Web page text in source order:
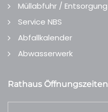
Müllabfuhr / Entsorgung
Service NBS
Abfallkalender
Abwasserwerk
Rathaus Öffnungszeiten